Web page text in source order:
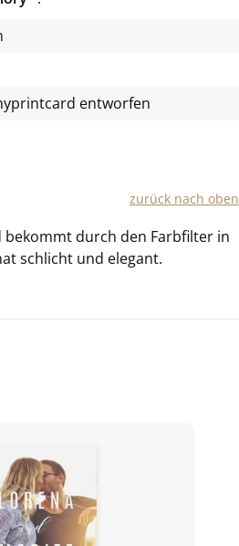
entworfen
zu­rück nach oben
durch den Farb­fil­ter in
schlicht und ele­gant.